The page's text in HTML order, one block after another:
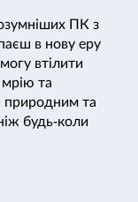
ПК з
в нову еру
втілити
та
природним та
будь-коли